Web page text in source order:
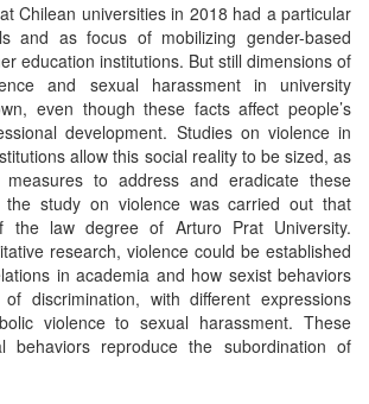
Chilean universities in 2018 had a particular
and as focus of mobilizing gender-based
education institutions. But still dimensions of
and sexual harassment in university
even though these facts affect people’s
development. Studies on violence in
allow this social reality to be sized, as
to address and eradicate these
the study on violence was carried out that
the law degree of Arturo Prat University.
research, violence could be established
in academia and how sexist behaviors
discrimination, with different expressions
violence to sexual harassment. These
behaviors reproduce the subordination of